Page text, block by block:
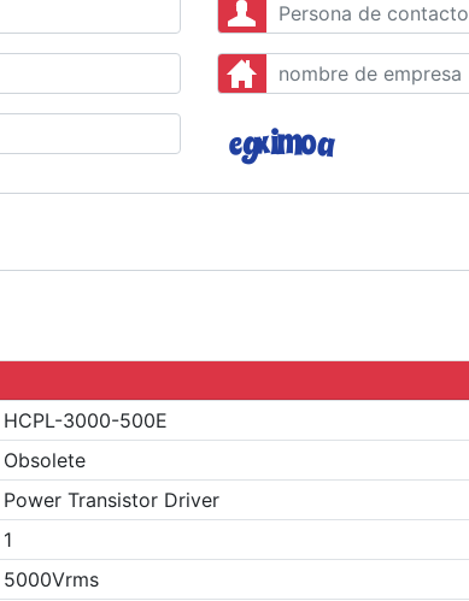
HCPL-3000-500E
Obsolete
Power Transistor Driver
1
5000Vrms